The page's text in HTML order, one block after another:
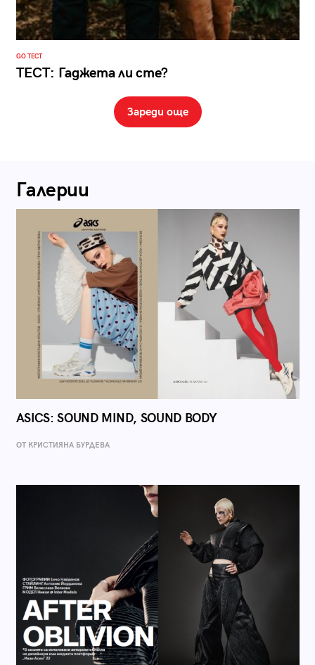
GO ТЕСТ
ТЕСТ: Гаджета ли сте?
Зареди още
Галерии
ASICS: SOUND MIND, SOUND BODY
ОТ КРИСТИЯНА БУРДЕВА